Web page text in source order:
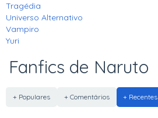
Fanfics de Naruto
+ Populares + Comentários + Recentes
Tragédia
Universo Alternativo
Vampiro
Yuri